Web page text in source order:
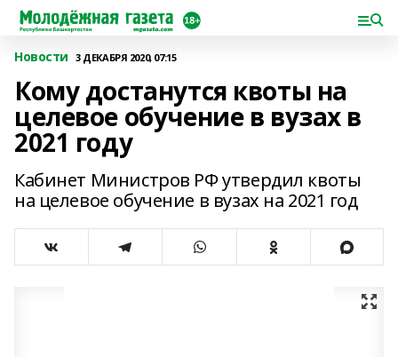
Новости 3 ДЕКАБРЯ 2020, 07:15
Кому достанутся квоты на
целевое обучение в вузах в
2021 году
Кабинет Министров РФ утвердил квоты
на целевое обучение в вузах на 2021 год